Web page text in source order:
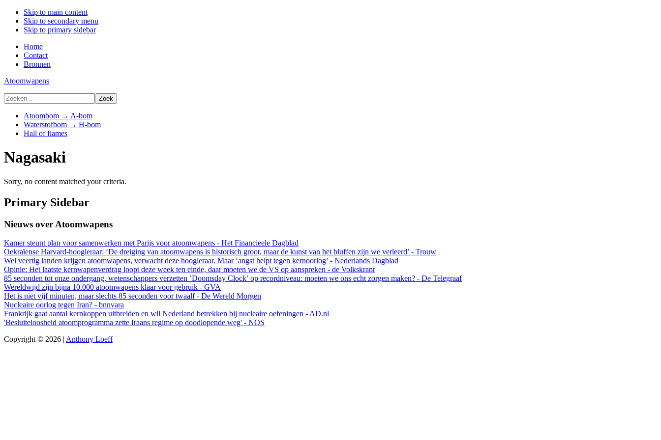
Skip to main content
Skip to secondary menu
Skip to primary sidebar
Home
Contact
Bronnen
Atoomwapens
Atoombom → A-bom
Waterstofbom → H-bom
Hall of flames
Nagasaki
Sorry, no content matched your criteria.
Primary Sidebar
Nieuws over Atoomwapens
Kamer steunt plan voor samenwerken met Parijs voor atoomwapens - Het Financieele Dagblad
Oekraïense Harvard-hoogleraar: ‘De dreiging van atoomwapens is historisch groot, maar de kunst van het bluffen zijn we verleerd’ - Trouw
Wel veertig landen krijgen atoomwapens, verwacht deze hoogleraar. Maar ‘angst helpt tegen kernoorlog’ - Nederlands Dagblad
Opinie: Het laatste kernwapenverdrag loopt deze week ten einde, daar moeten we de VS op aanspreken - de Volkskrant
85 seconden tot onze ondergang, wetenschappers verzetten ’Doomsday Clock’ op recordniveau: moeten we ons echt zorgen maken? - De Telegraaf
Wereldwijd zijn bijna 10.000 atoomwapens klaar voor gebruik - GVA
Het is niet vijf minuten, maar slechts 85 seconden voor twaalf - De Wereld Morgen
Nucleaire oorlog tegen Iran? - bnnvara
Frankrijk gaat aantal kernkoppen uitbreiden en wil Nederland betrekken bij nucleaire oefeningen - AD.nl
'Besluiteloosheid atoomprogramma zette Iraans regime op doodlopende weg' - NOS
Copyright © 2026 | Anthony Loeff